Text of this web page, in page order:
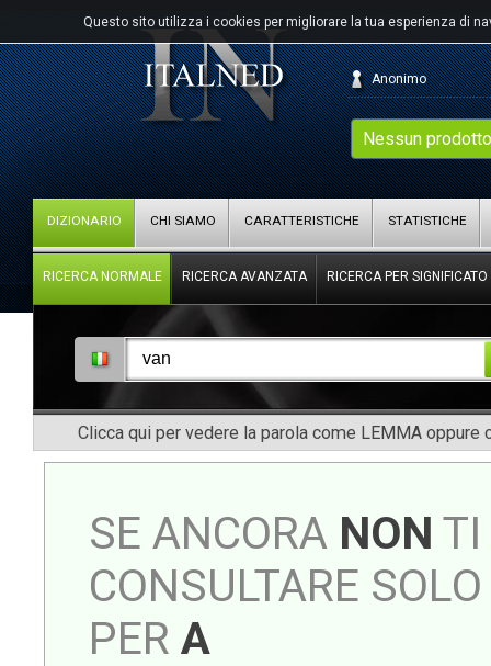
Questo sito utilizza i cookies per migliorare la tua esperienza di
Nessun
Anonimo
DIZIONARIO CHI SIAMO CARATTERISTICHE STATISTICHE
RICERCA NORMALE RICERCA AVANZATA RICERCA PER SIGNIFICATO
Clicca qui per vedere la parola come LEMMA oppure
SE ANCORA NON TI
CONSULTARE
PER A